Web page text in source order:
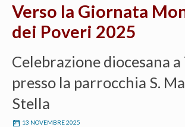
Verso la Giornata
dei Poveri 2025
Celebrazione diocesana
presso la parrocchia S.
Stella
13 NOVEMBRE 2025